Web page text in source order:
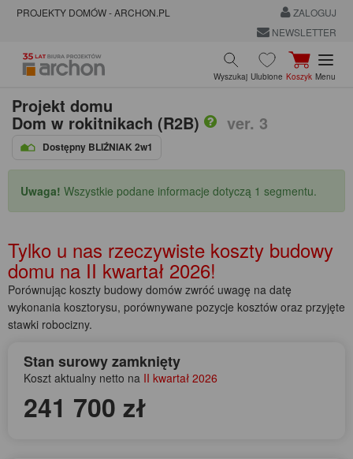
PROJEKTY DOMÓW - ARCHON.PL
ZALOGUJ
NEWSLETTER
Wyszukaj Ulubione Koszyk Menu
Projekt domu
Dom w rokitnikach (R2B) ver. 3
Dostępny BLIŹNIAK 2w1
Uwaga! Wszystkie podane informacje dotyczą 1 segmentu.
Tylko u nas rzeczywiste koszty budowy
domu na II kwartał 2026!
Porównując koszty budowy domów zwróć uwagę na datę
wykonania kosztorysu, porównywane pozycje kosztów oraz przyjęte
stawki robocizny.
Stan surowy zamknięty
Koszt aktualny netto na II kwartał 2026
241 700 zł